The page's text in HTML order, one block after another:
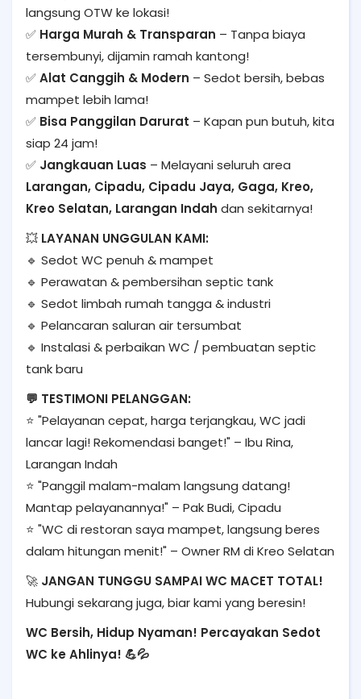
langsung OTW ke lokasi!
✅ Harga Murah & Transparan – Tanpa biaya
tersembunyi, dijamin ramah kantong!
✅Alat Canggih & Modern – Sedot bersih, bebas
mampet lebih lama!
✅ Bisa Panggilan Darurat – Kapan pun butuh, kita
siap 24 jam!
✅ Jangkauan Luas – Melayani seluruh area
Larangan, Cipadu, Cipadu Jaya, Gaga, Kreo,
Kreo Selatan, Larangan Indah dan sekitarnya!
💥 LAYANAN UNGGULAN KAMI:
🔹 Sedot WC penuh & mampet
🔹 Perawatan & pembersihan septic tank
🔹 Sedot limbah rumah tangga & industri
🔹 Pelancaran saluran air tersumbat
🔹 Instalasi & perbaikan WC / pembuatan septic
tank baru
💬 TESTIMONI PELANGGAN:
⭐ "Pelayanan cepat, harga terjangkau, WC jadi
lancar lagi! Rekomendasi banget!" – Ibu Rina,
Larangan Indah
⭐ "Panggil malam-malam langsung datang!
Mantap pelayanannya!" – Pak Budi, Cipadu
⭐ "WC di restoran saya mampet, langsung beres
dalam hitungan menit!" – Owner RM di Kreo Selatan
🚀 JANGAN TUNGGU SAMPAI WC MACET TOTAL!
Hubungi sekarang juga, biar kami yang beresin!
WC Bersih, Hidup Nyaman! Percayakan Sedot
WC ke Ahlinya! 💪💦